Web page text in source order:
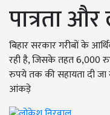
पात्रता
बिहार सरकार गरीबों के
रही है, जिसके तहत 6,000
रुपये तक की सहायता दी जा
आंकड़े